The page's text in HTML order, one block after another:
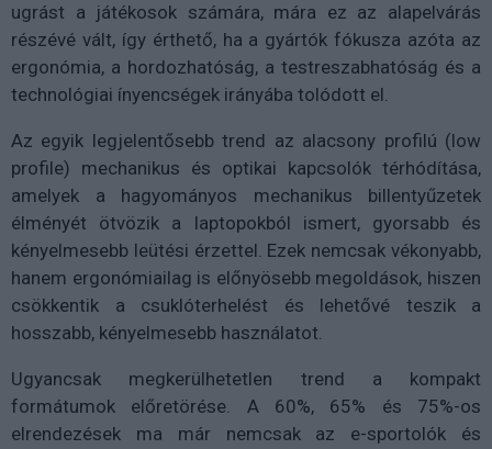
ugrást a játékosok számára, mára ez az alapelvárás
részévé vált, így érthető, ha a gyártók fókusza azóta az
ergonómia, a hordozhatóság, a testreszabhatóság és a
technológiai ínyencségek irányába tolódott el.
Az egyik legjelentősebb trend az alacsony profilú (low
profile) mechanikus és optikai kapcsolók térhódítása,
amelyek a hagyományos mechanikus billentyűzetek
élményét ötvözik a laptopokból ismert, gyorsabb és
kényelmesebb leütési érzettel. Ezek nemcsak vékonyabb,
hanem ergonómiailag is előnyösebb megoldások, hiszen
csökkentik a csuklóterhelést és lehetővé teszik a
hosszabb, kényelmesebb használatot.
Ugyancsak megkerülhetetlen trend a kompakt
formátumok előretörése. A 60%, 65% és 75%-os
elrendezések ma már nemcsak az e-sportolók és